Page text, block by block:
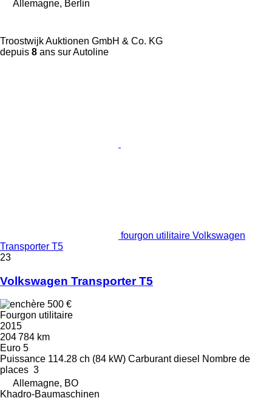
Allemagne, Berlin
Troostwijk Auktionen GmbH & Co. KG
depuis 8 ans sur Autoline
fourgon utilitaire Volkswagen
Transporter T5
23
Volkswagen Transporter T5
500 €
Fourgon utilitaire
2015
204 784 km
Euro 5
Puissance 114.28 ch (84 kW) Carburant diesel Nombre de
places 3
Allemagne, BO
Khadro-Baumaschinen